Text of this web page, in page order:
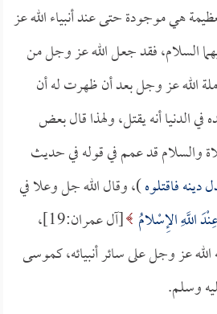
هي موجودة حتى عند أنبياء الله عز
السلام، فقد جعل الله عز وجل من
الله عز وجل بعد أن ظهرت له أن
الدنيا أنه يقتل، ولهذا قال بعض
والسلام قد عمم في قوله في حديث
دينه فاقتلوه)، وقال الله جل وعلا في
اللَّهِ الإِسْلامُ
[آل عمران:19]،
الله عز وجل على سائر أنبيائه، كموسى
وسلم.